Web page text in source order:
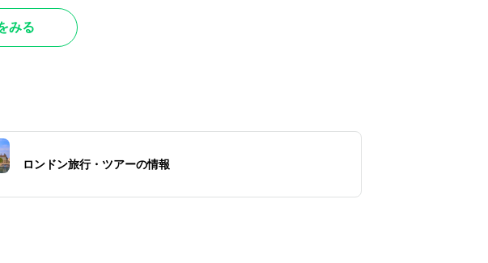
の良い
ことが
予約し
歴史や伝統が感じられます。グリニッジとウェ
みる
ロンドン旅行・ツアーの情報